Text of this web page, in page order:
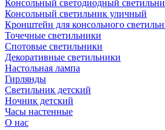
Консольный светодиодный
Консольный светильник уличный
Кронштейн для консольного
Точечные светильники
Спотовые светильники
Декоративные светильники
Настольная лампа
Гирлянды
Светильник детский
Ночник детский
Часы настенные
О нас